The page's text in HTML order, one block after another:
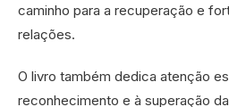
caminho para a recuperação e
relações.
O livro também dedica atenção
reconhecimento e à superação